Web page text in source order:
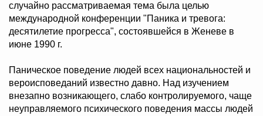
случайно рассматриваемая тема была целью
международной конференции "Паника и тревога:
десятилетие прогресса", состоявшейся в Женеве в
июне 1990 г.
Паническое поведение людей всех национальностей и
вероисповеданий известно давно. Над изучением
внезапно возникающего, слабо контролируемого, чаще
неуправляемого психического поведения массы людей